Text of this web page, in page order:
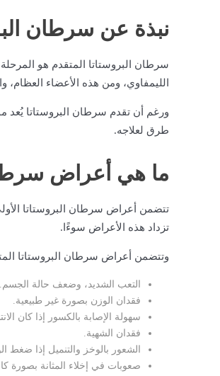
نبذة عن سرطان
سرطان البروستاتا المتقدم هو
الليمفاوي، ومن هذه الأعضاء العظام،
ورغم أن تقدم سرطان البروستاتا يُعد
طرق لعلاجه.
ما هي أعراض
تتضمن أعراض سرطان البروستاتا
تزداد هذه الأعراض سوءًا.
وتتضمن أعراض سرطان البروستاتا
التعب الشديد، وضعف حالة الجسم.
فقدان الوزن بصورة غير طبيعية.
سهولة الإصابة بالكسور إذا كان
فقدان الشهية.
الشعور بالوخز والتنميل إذا ضغط
صعوبات في إخلاء المثانة بصورة